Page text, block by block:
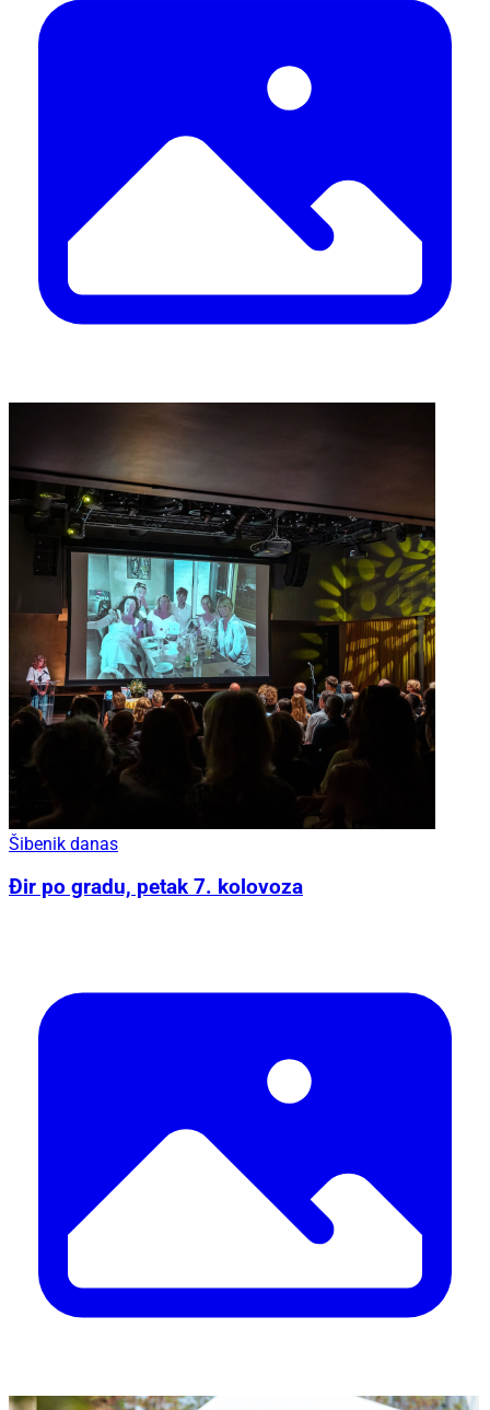
Šibenik danas
Đir po gradu, petak 7. kolovoza